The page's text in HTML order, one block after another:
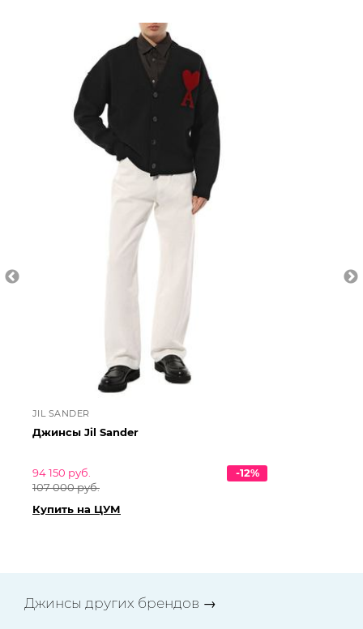
JIL SANDER
Джинсы Jil Sander
94 150 руб.
107 000 руб.
-12%
Купить на ЦУМ
Джинсы других брендов →